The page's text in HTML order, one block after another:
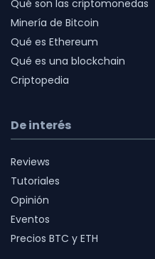
Qué son las criptomonedas
Minería de Bitcoin
Qué es Ethereum
Qué es una blockchain
Criptopedia
De interés
Reviews
Tutoriales
Opinión
Eventos
Precios BTC y ETH